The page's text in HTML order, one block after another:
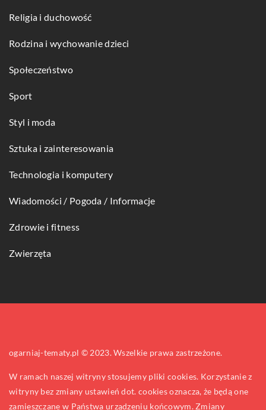
Religia i duchowość
Rodzina i wychowanie dzieci
Społeczeństwo
Sport
Styl i moda
Sztuka i zainteresowania
Technologia i komputery
Wiadomości / Pogoda / Informacje
Zdrowie i fitness
Zwierzęta
ogarniaj-tematy.pl © 2023. Wszelkie prawa zastrzeżone.
W ramach naszej witryny stosujemy pliki cookies. Korzystanie z
witryny bez zmiany ustawień dot. cookies oznacza, że będą one
zamieszczane w Państwa urządzeniu końcowym. Zmiany